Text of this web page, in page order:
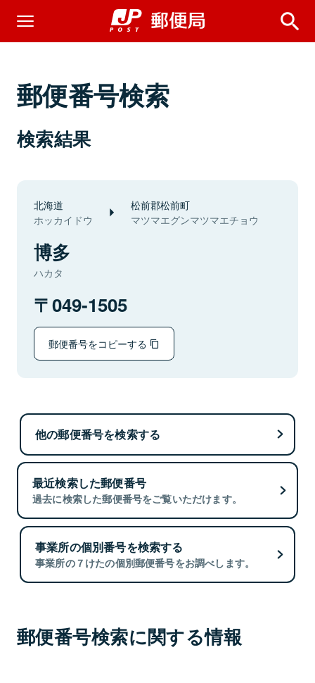
郵便番号検索
検索結果
北海道
ホッカイドウ
松前郡松前町
マツマエグンマツマエチョウ
博多
ハカタ
049-1505
郵便番号をコピーする
他の郵便番号を検索する
最近検索した郵便番号
過去に検索した郵便番号をご覧いただけます。
事業所の個別番号を検索する
事業所の７けたの個別郵便番号をお調べします。
郵便番号検索に関する情報